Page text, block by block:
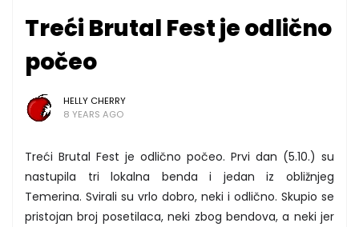
Treći Brutal Fest je odlično
počeo
HELLY CHERRY
8 YEARS AGO
Treći Brutal Fest je odlično počeo. Prvi dan (5.10.) su
nastupila tri lokalna benda i jedan iz obližnjeg
Temerina. Svirali su vrlo dobro, neki i odlično. Skupio se
pristojan broj posetilaca, neki zbog bendova, a neki jer